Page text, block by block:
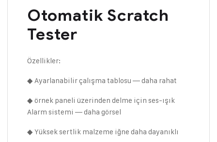
Otomatik Scratch
Tester
Özellikler:
◆ Ayarlanabilir çalışma tablosu — daha rahat
◆ örnek paneli üzerinden delme için ses-ışık
Alarm sistemi — daha görsel
◆ Yüksek sertlik malzeme iğne daha dayanıklı